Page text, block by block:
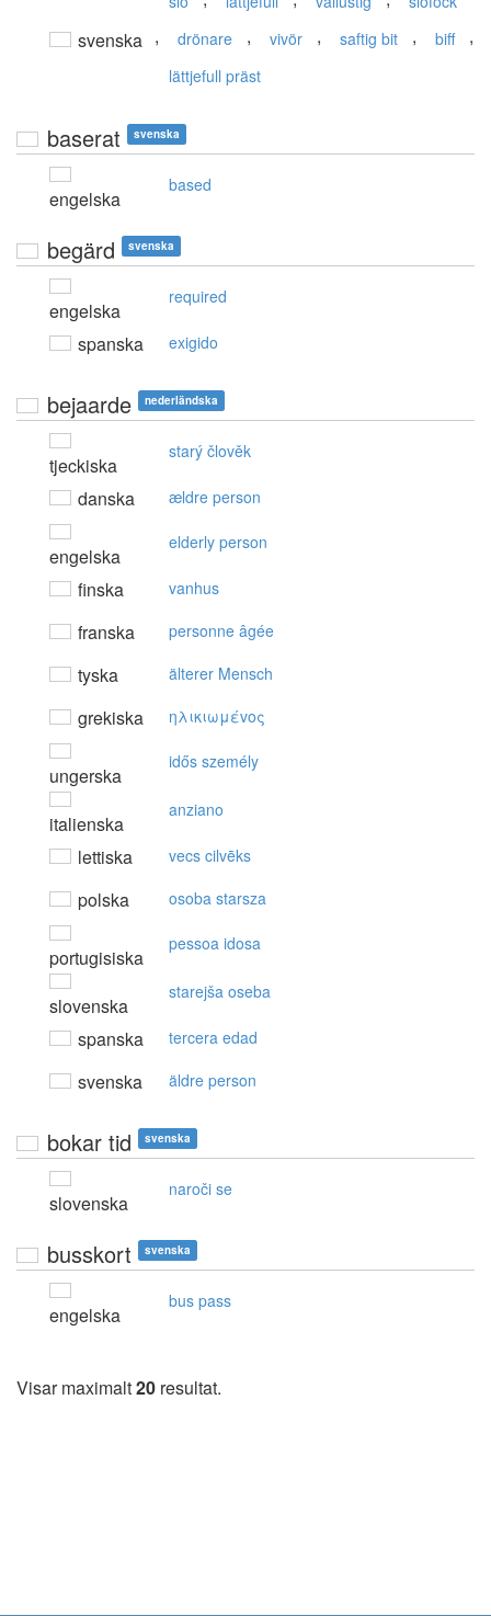
svenska , drönare , vivör , saftig bit , biff ,
lättjefull präst
baserat svenska
engelska
based
begärd svenska
engelska
required
spanska exigido
bejaarde nederländska
tjeckiska
starý člověk
danska ældre person
engelska
elderly person
finska vanhus
franska personne âgée
tyska älterer Mensch
grekiska ηλικιωμέvoς
ungerska
idős személy
italienska
anziano
lettiska vecs cilvēks
polska osoba starsza
portugisiska
pessoa idosa
slovenska
starejša oseba
spanska tercera edad
svenska äldre person
bokar tid svenska
slovenska
naroči se
busskort svenska
engelska
bus pass
Visar maximalt20 resultat.